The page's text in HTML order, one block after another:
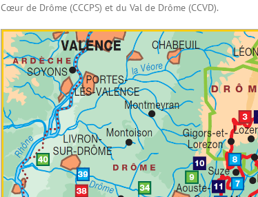
Cœur de Drôme (CCCPS) et du Val de Drôme (CCVD).